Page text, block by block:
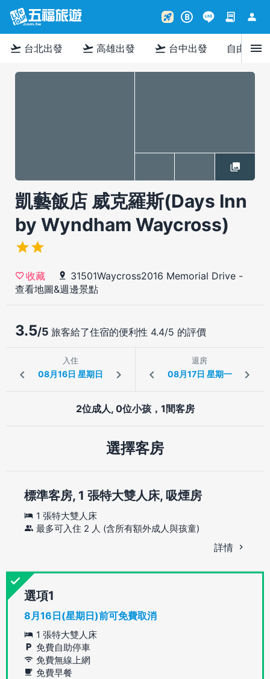
rocket_launch B contract person
flight_takeoff 台北出發 flight_takeoff 高雄出發 flight_takeoff 台中出發 自由行menu
凱藝飯店 威克羅斯(Days Inn
by Wyndham Waycross)
收藏 31501Waycross2016 Memorial Drive -
查看地圖&週邊景點
3.5/5 旅客給了住宿的便利性 4.4/5 的評價
入住 退房
2位成人, 0位小孩，1間客房
選擇客房
標準客房, 1 張特大雙人床, 吸煙房
1 張特大雙人床
最多可入住 2 人 (含所有額外成人與孩童)
詳情
選項
8月16日(星期日)前可免費取消
1 張特大雙人床
免費自助停車
免費無線上網
免費早餐